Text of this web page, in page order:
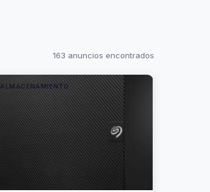
163 anuncios encontrados
ALMACENAMIENTO